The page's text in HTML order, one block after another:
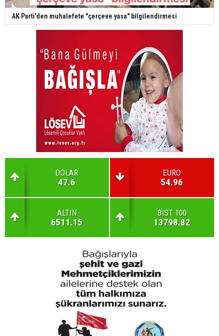
AK Parti'den muhalefete "çerçeve yasa" bilgilendirmesi
DOLAR
47.6
EURO
54.96
ALTIN
6511.15
BIST 100
13798.82